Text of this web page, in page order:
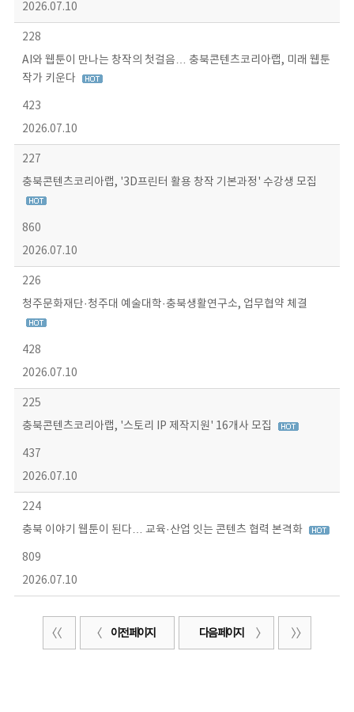
2026.07.10
228
AI와 웹툰이 만나는 창작의 첫걸음… 충북콘텐츠코리아랩, 미래 웹툰
작가 키운다
423
2026.07.10
227
충북콘텐츠코리아랩, '3D프린터 활용 창작 기본과정' 수강생 모집
860
2026.07.10
226
청주문화재단·청주대 예술대학·충북생활연구소, 업무협약 체결
428
2026.07.10
225
충북콘텐츠코리아랩, '스토리 IP 제작지원' 16개사 모집
437
2026.07.10
224
충북 이야기 웹툰이 된다… 교육·산업 잇는 콘텐츠 협력 본격화
809
2026.07.10
이전 페이지 다음 페이지